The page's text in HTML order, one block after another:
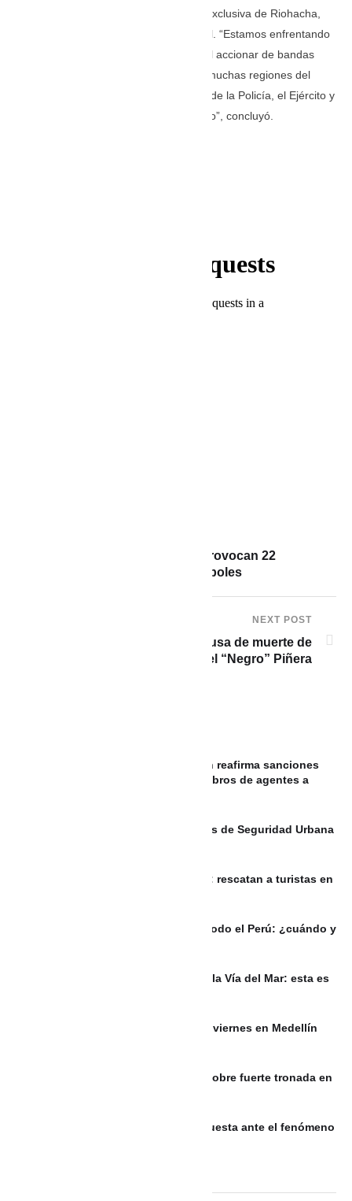
enfatizó en que la problemática no es exclusiva de Riohacha,
sino que responde a una crisis nacional. “Estamos enfrentando
un conflicto derivado del microtráfico, el accionar de bandas
criminales y la extorsión, que afecta a muchas regiones del
país. Por eso es fundamental el apoyo de la Policía, el Ejército y
la Fiscalía para combatir este fenómeno”, concluyó.
Fuertes lluvias en Medellín provocan 22
emergencias por caída de árboles
NEXT POST
CHILE: Clínica confirma causa de muerte de
Miguel “Negro” Piñera
REPÚBLICA DOMINICANA: Migración reafirma sanciones
por corrupción tras denuncias de cobros de agentes a
200 nuevos Policías para los Bloques de Seguridad Urbana
VIDEO Sin gasolina y desorientados: rescatan a turistas en
PERÚ: Eclipse lunar será visible en todo el Perú: ¿cuándo y
Habitantes de La Boquilla bloquean la Vía del Mar: esta es
¿Habrá día sin carro y sin moto este viernes en Medellín
PUERTO RICO: Meteorología alerta sobre fuerte tronada en
Bolívar fortalece su sistema de respuesta ante el fenómeno